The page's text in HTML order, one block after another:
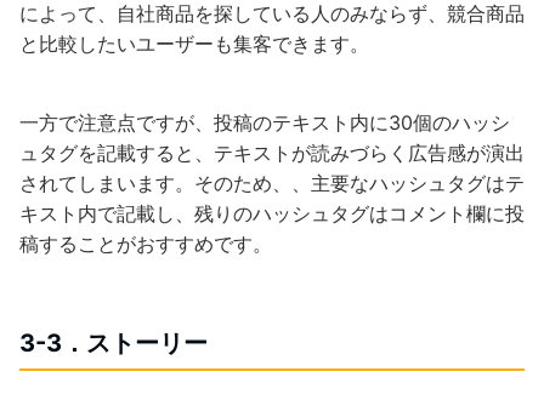
によって、自社商品を探している人のみならず、競合商品
と比較したいユーザーも集客できます。
一方で注意点ですが、投稿のテキスト内に30個のハッシ
ュタグを記載すると、テキストが読みづらく広告感が演出
されてしまいます。そのため、、主要なハッシュタグはテ
キスト内で記載し、残りのハッシュタグはコメント欄に投
稿することがおすすめです。
3-3．ストーリー